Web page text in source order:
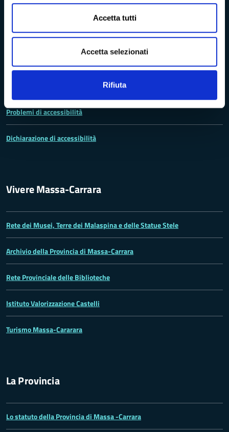
Accetta tutti
Accetta selezionati
Rifiuta
Amministrazione Trasparente
Albo pretorio
Problemi di accessibilità
Dichiarazione di accessibilità
Vivere Massa-Carrara
Rete dei Musei, Terre dei Malaspina e delle Statue Stele
Archivio della Provincia di Massa-Carrara
Rete Provinciale delle Biblioteche
Istituto Valorizzazione Castelli
Turismo Massa-Cararara
La Provincia
Lo statuto della Provincia di Massa -Carrara